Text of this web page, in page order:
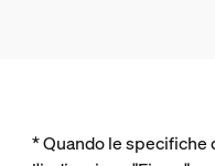
* Quando le